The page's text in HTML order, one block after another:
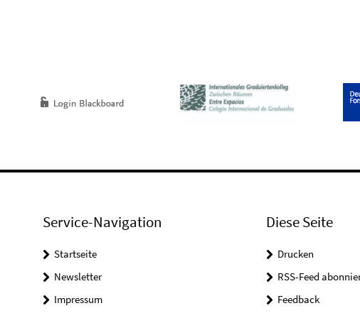
Service-Navigation
Startseite
Newsletter
Impressum
Diese Seite
Drucken
RSS-Feed
Feedback